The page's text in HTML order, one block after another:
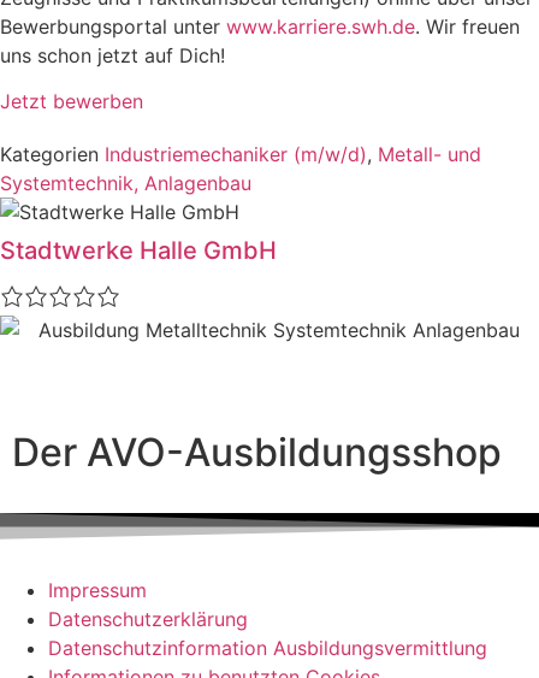
Bewerbungsportal unter www.karriere.swh.de. Wir freuen
uns schon jetzt auf Dich!
Jetzt bewerben
Kategorien Industriemechaniker (m/w/d), Metall- und
Systemtechnik, Anlagenbau
Stadtwerke Halle GmbH
Der AVO-Ausbildungsshop
Impressum
Datenschutzerklärung
Datenschutzinformation Ausbildungsvermittlung